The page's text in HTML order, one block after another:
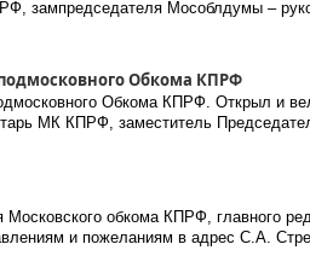
зампредседателя Мособлдумы –
Обкома КПРФ
Обкома КПРФ. Открыл и
МК КПРФ, заместитель
обкома КПРФ, главного
и пожеланиям в адрес С.А.